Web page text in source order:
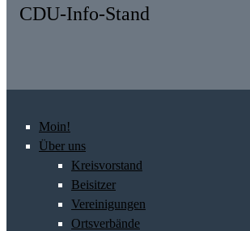
CDU-Info-Stand
Moin!
Über uns
Kreisvorstand
Beisitzer
Vereinigungen
Ortsverbände